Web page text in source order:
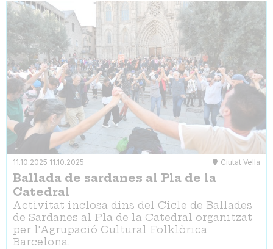
11.10.2025 11.10.2025 Ciutat Vella
Ballada de sardanes al Pla de la
Catedral
Activitat inclosa dins del Cicle de Ballades
de Sardanes al Pla de la Catedral organitzat
per l'Agrupació Cultural Folklòrica
Barcelona.